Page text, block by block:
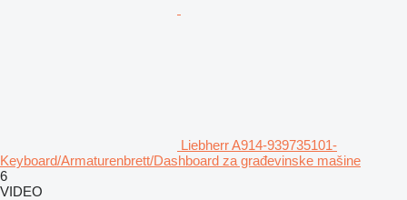
Liebherr A914-939735101-
Keyboard/Armaturenbrett/Dashboard za građevinske mašine
6
VIDEO